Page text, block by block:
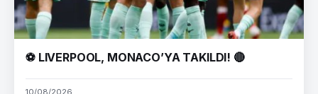
⚽ LIVERPOOL, MONACO’YA TAKILDI! 🔴
10/08/2026